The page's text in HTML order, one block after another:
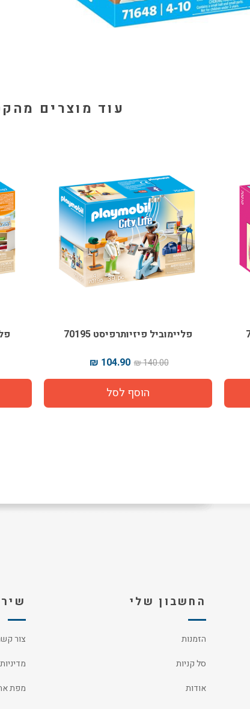
עוד מוצרים
פליימוביל פיזיותרפיסט 70195
140.00 ₪
104.90 ₪
החשבון שלי
הזמנות
סל קניות
אודות
צור
מפת